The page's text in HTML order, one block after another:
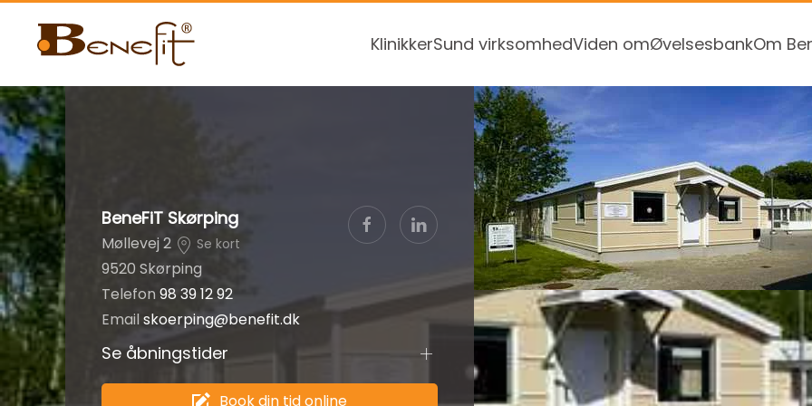
KlinikkerSund virksomhedViden omØvelsesbankOm
BeneFiT Skørping
Møllevej 2 Se kort
9520 Skørping
Telefon 98 39 12 92
Email skoerping@benefit.dk
Se åbningstider
Book din tid online